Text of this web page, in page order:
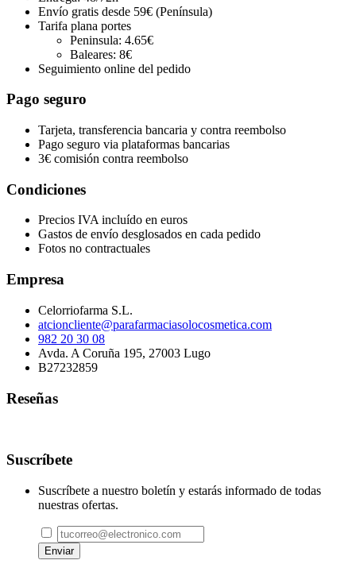
Envío gratis desde 59€ (Península)
Tarifa plana portes
Peninsula: 4.65€
Baleares: 8€
Seguimiento online del pedido
Pago seguro
Tarjeta, transferencia bancaria y contra reembolso
Pago seguro via plataformas bancarias
3€ comisión contra reembolso
Condiciones
Precios IVA incluído en euros
Gastos de envío desglosados en cada pedido
Fotos no contractuales
Empresa
Celorriofarma S.L.
atcioncliente@parafarmaciasolocosmetica.com
982 20 30 08
Avda. A Coruña 195, 27003 Lugo
B27232859
Reseñas
Suscríbete
Suscríbete a nuestro boletín y estarás informado de todas
nuestras ofertas.
Enviar